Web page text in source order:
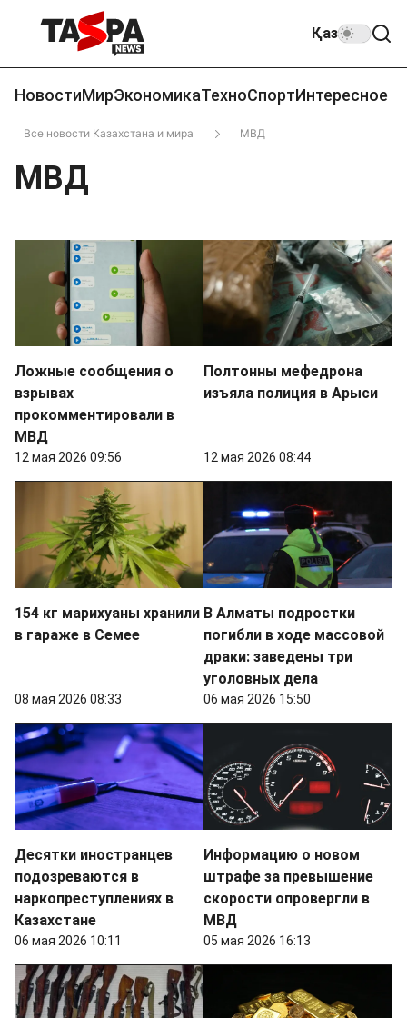
Қаз
НовостиМирЭкономикаТехноСпортИнтересное
Все новости Казахстана и мира МВД
МВД
Ложные сообщения о
взрывах
прокомментировали в
МВД
12 мая 2026 09:56
Полтонны мефедрона
изъяла полиция в Арыси
12 мая 2026 08:44
154 кг марихуаны хранили
в гараже в Семее
08 мая 2026 08:33
В Алматы подростки
погибли в ходе массовой
драки: заведены три
уголовных дела
06 мая 2026 15:50
Десятки иностранцев
подозреваются в
наркопреступлениях в
Казахстане
06 мая 2026 10:11
Информацию о новом
штрафе за превышение
скорости опровергли в
МВД
05 мая 2026 16:13